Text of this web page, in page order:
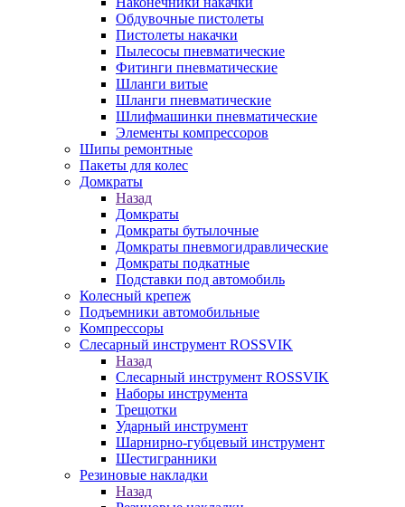
Обдувочные пистолеты
Пистолеты накачки
Пылесосы пневматические
Фитинги пневматические
Шланги витые
Шланги пневматические
Шлифмашинки пневматические
Элементы компрессоров
Шипы ремонтные
Пакеты для колес
Домкраты
Назад
Домкраты
Домкраты бутылочные
Домкраты пневмогидравлические
Домкраты подкатные
Подставки под автомобиль
Колесный крепеж
Подъемники автомобильные
Компрессоры
Слесарный инструмент ROSSVIK
Назад
Слесарный инструмент ROSSVIK
Наборы инструмента
Трещотки
Ударный инструмент
Шарнирно-губцевый инструмент
Шестигранники
Резиновые накладки
Назад